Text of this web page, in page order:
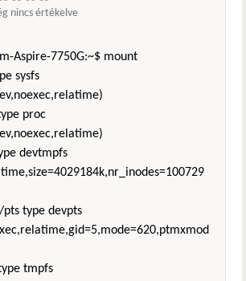
nincs értékelve
Aspire-7750G:~$ mount
sysfs
proc
devtmpfs
type devpts
tmpfs